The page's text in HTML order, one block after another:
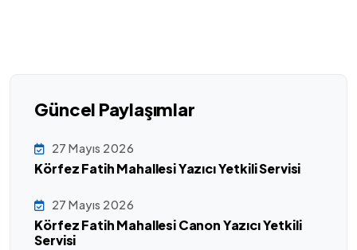
Güncel Paylaşımlar
27 Mayıs 2026
Körfez Fatih Mahallesi Yazıcı Yetkili Servisi
27 Mayıs 2026
Körfez Fatih Mahallesi Canon Yazıcı Yetkili
Servisi